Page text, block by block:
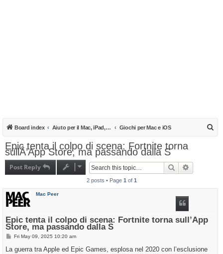
Board index Aiuto per il Mac, iPad, iPhone e iPod Giochi per Mac e iOS
Epic tenta il colpo di scena: Fortnite torna
sullÂ’App Store, ma passando dalla S
Post Reply Search
2 posts • Page 1 of 1
Mac Peer
Epic tenta il colpo di scena: Fortnite torna sull’App
Store, ma passando dalla S
P
s
Fri May 09, 2025 10:20 am
La guerra tra Apple ed Epic Games, esplosa nel 2020 con l’esclusione